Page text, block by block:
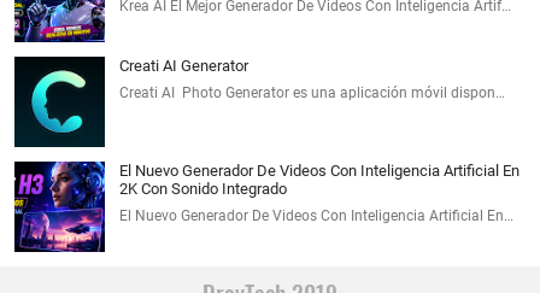
Krea AI El Mejor Generador De Videos Con Inteligencia Artif…
Creati AI Generator
Creati AI Photo Generator es una aplicación móvil dispon…
El Nuevo Generador De Videos Con Inteligencia Artificial En
2K Con Sonido Integrado
El Nuevo Generador De Videos Con Inteligencia Artificial En…